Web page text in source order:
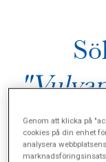
Genom att klicka på
cookies på din enhet
analysera